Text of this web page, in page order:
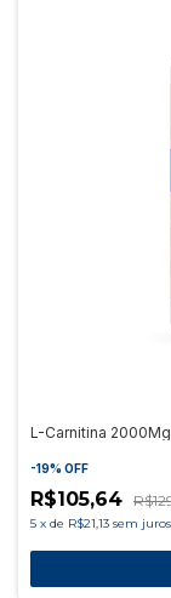
L-Carnitina
-19% OFF
R$105,64
5 x de R$21,13 sem juros